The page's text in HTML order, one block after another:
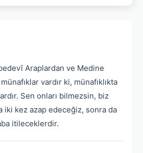
Araplardan ve Medine
vardır ki, münafıklıkta
Sen onları bilmezsin, biz
iki kez azap edeceğiz, sonra da
itileceklerdir.